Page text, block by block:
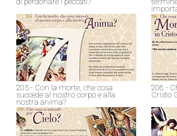
205 - Con la morte, che cosa
succede al nostro corpo e alla
nostra anima?
206 -
Cristo